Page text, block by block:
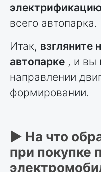
электрификацию
всего автопарка.
Итак, взгляните
автопарке , и вы
направлении
формировании.
► На что
при покупке